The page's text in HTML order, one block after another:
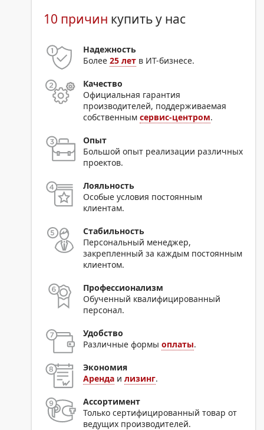
10 причин купить у нас
Надежность
Более25 лет в ИТ-бизнесе.
Качество
Официальная гарантия
производителей, поддерживаемая
собственнымсервис-центром.
Опыт
Большой опыт реализации различных
проектов.
Лояльность
Особые условия постоянным
клиентам.
Стабильность
Персональный менеджер,
закрепленный за каждым постоянным
клиентом.
Профессионализм
Обученный квалифицированный
персонал.
Удобство
Различные формыоплаты.
Экономия
Аренда илизинг.
Ассортимент
Только сертифицированный товар от
ведущих производителей.